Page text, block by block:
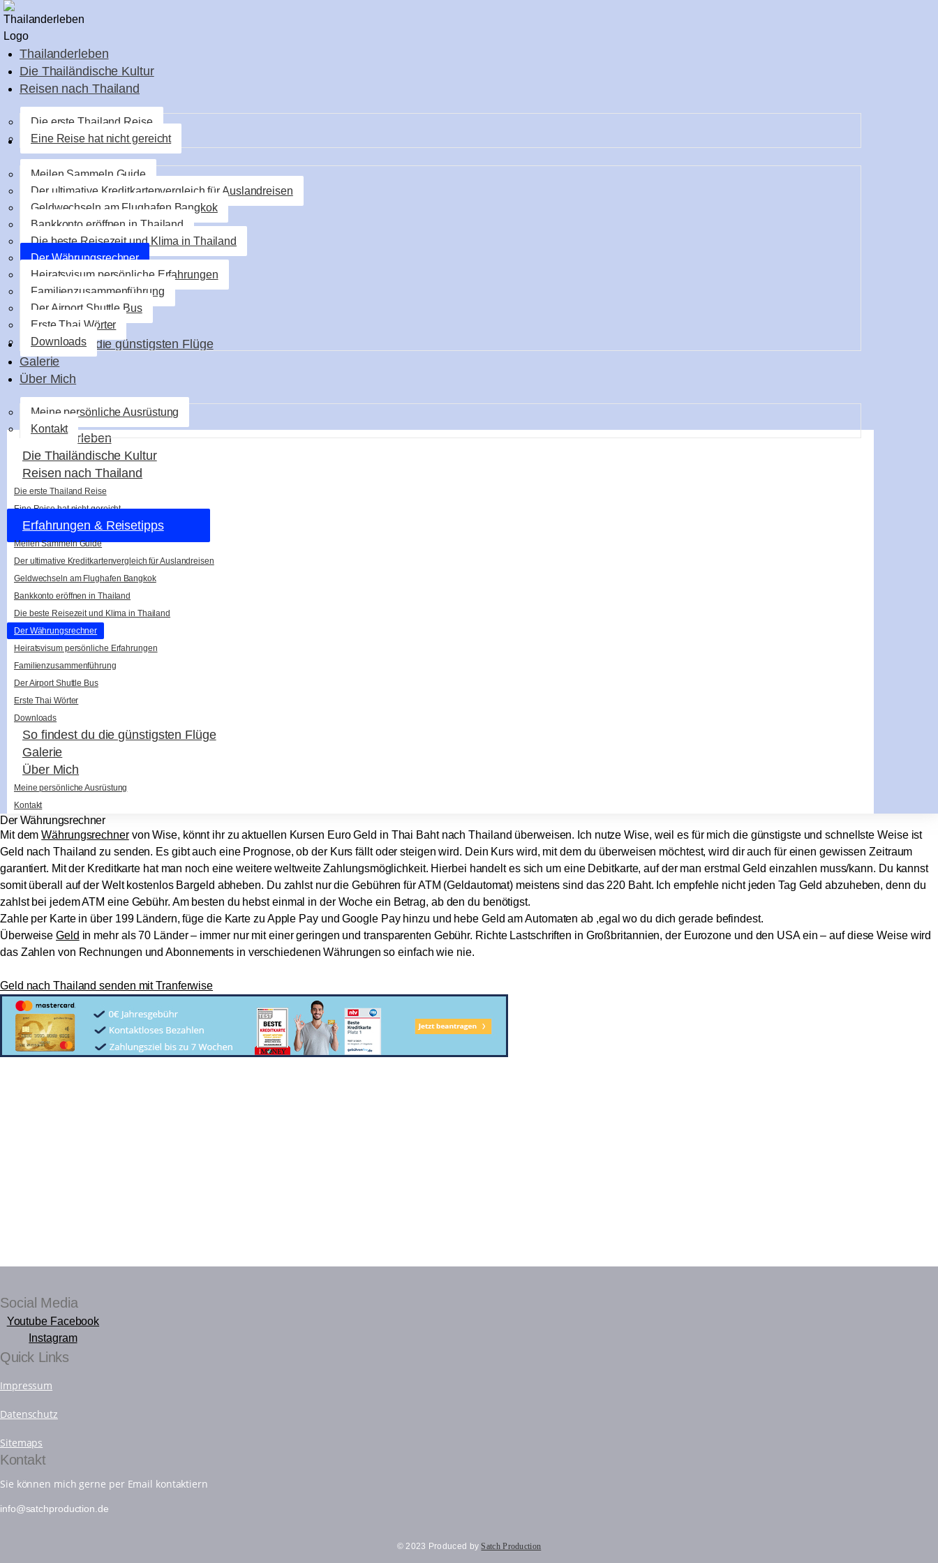
Thailanderleben
Die Thailändische Kultur
Reisen nach Thailand
Die erste Thailand Reise
Eine Reise hat nicht gereicht
Erfahrungen & Reisetipps
Meilen Sammeln Guide
Der ultimative Kreditkartenvergleich für Auslandreisen
Geldwechseln am Flughafen Bangkok
Bankkonto eröffnen in Thailand
Die beste Reisezeit und Klima in Thailand
Der Währungsrechner
Heiratsvisum persönliche Erfahrungen
Familienzusammenführung
Der Airport Shuttle Bus
Erste Thai Wörter
Downloads
So findest du die günstigsten Flüge
Galerie
Über Mich
Meine persönliche Ausrüstung
Kontakt
Thailanderleben
Die Thailändische Kultur
Reisen nach Thailand
Die erste Thailand Reise
Eine Reise hat nicht gereicht
Erfahrungen & Reisetipps
Meilen Sammeln Guide
Der ultimative Kreditkartenvergleich für Auslandreisen
Geldwechseln am Flughafen Bangkok
Bankkonto eröffnen in Thailand
Die beste Reisezeit und Klima in Thailand
Der Währungsrechner
Heiratsvisum persönliche Erfahrungen
Familienzusammenführung
Der Airport Shuttle Bus
Erste Thai Wörter
Downloads
So findest du die günstigsten Flüge
Galerie
Über Mich
Meine persönliche Ausrüstung
Kontakt
Der Währungsrechner
Mit demWährungsrechnervon Wise, könnt ihr zu aktuellen Kursen Euro Geld in Thai Baht nach Thailand überweisen. Ich nutze Wise, weil es für mich die günstigste und schnellste Weise ist
Geld nach Thailand zu senden. Es gibt auch eine Prognose, ob der Kurs fällt oder steigen wird. Dein Kurs wird, mit dem du überweisen möchtest, wird dir auch für einen gewissen Zeitraum
garantiert. Mit der Kreditkarte hat man noch eine weitere weltweite Zahlungsmöglichkeit. Hierbei handelt es sich um eine Debitkarte, auf der man erstmal Geld einzahlen muss/kann. Du kannst
somit überall auf der Welt kostenlos Bargeld abheben. Du zahlst nur die Gebühren für ATM (Geldautomat) meistens sind das 220 Baht. Ich empfehle nicht jeden Tag Geld abzuheben, denn du
zahlst bei jedem ATM eine Gebühr. Am besten du hebst einmal in der Woche ein Betrag, ab den du benötigst.
Zahle per Karte in über 199 Ländern, füge die Karte zu Apple PayundGoogle Payhinzu und hebe Geld am Automaten ab ,egal wo du dich gerade befindest.
ÜberweiseGeld in mehr als 70 Länder – immer nur mit einer geringen und transparenten Gebühr. Richte Lastschriften in Großbritannien, der Eurozone und den USA ein – auf diese Weise wird
das Zahlen von Rechnungen und Abonnements in verschiedenen Währungen so einfach wie nie.
Geld nach Thailand senden mit Tranferwise
Social Media
Youtube Facebook
Instagram
Quick Links
Impressum
Datenschutz
Sitemaps
Kontakt
Sie können mich gerne per Email kontaktiern
info@satchproduction.de
© 2023 Produced by Satch Production